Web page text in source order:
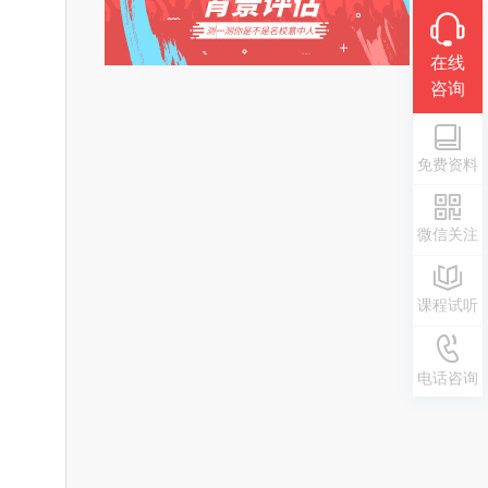
在线
咨询
免费资料
微信关注
课程试听
电话咨询
0371-